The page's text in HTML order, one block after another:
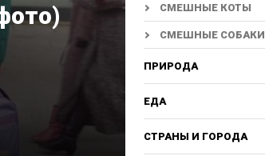
СМЕШНЫЕ КОТЫ
СМЕШНЫЕ СОБАКИ
ПРИРОДА
ЕДА
СТРАНЫ И ГОРОДА